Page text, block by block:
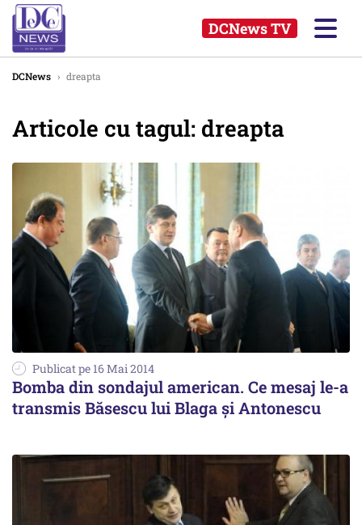
DCNews TV
DCNews › dreapta
Articole cu tagul: dreapta
Publicat pe 16 Mai 2014
Bomba din sondajul american. Ce mesaj le-a
transmis Băsescu lui Blaga și Antonescu